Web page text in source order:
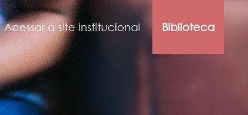
Acessar o site institucional Biblioteca